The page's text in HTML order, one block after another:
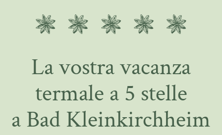
La vostra vacanza
termale a 5 stelle
a Bad Kleinkirchheim